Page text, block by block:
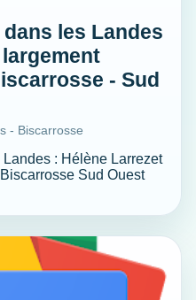
les Landes
- Sud
- Biscarrosse
: Hélène Larrezet
Sud Ouest